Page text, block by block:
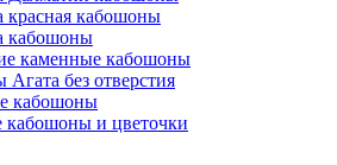
кабошоны
кабошоны
каменные кабошоны
Агата без отверстия
кабошоны
кабошоны и цветочки